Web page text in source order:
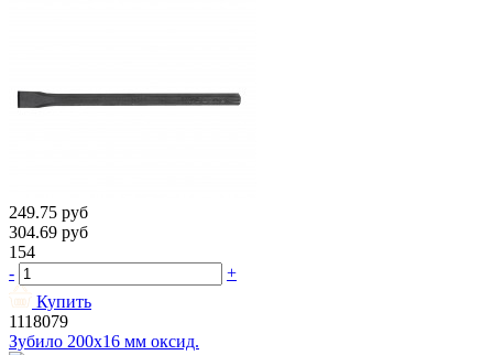
249.75 руб
304.69 руб
154
-
+
Купить
1118079
Зубило 200х16 мм оксид.